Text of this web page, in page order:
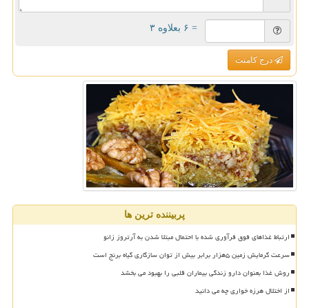
= ۶ بعلاوه ۳
درج کامنت
پربیننده ترین ها
ارتباط غذاهای فوق فرآوری شده با احتمال مبتلا شدن به آرتروز زانو
سرعت گرمایش زمین ۵هزار برابر بیش از توان سازگاری گیاه برنج است
روش غذا بعنوان دارو زندگی بیماران قلبی را بهبود می بخشد
از اختلال هرزه خواری چه می دانید